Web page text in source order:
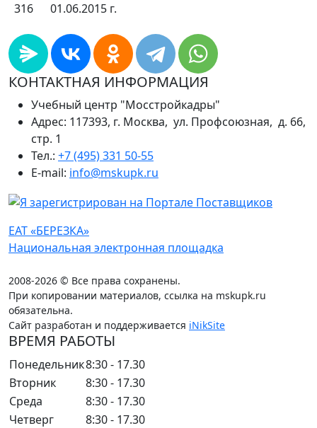
316 01.06.2015 г.
КОНТАКТНАЯ ИНФОРМАЦИЯ
Учебный центр "Мосстройкадры"
Адрес: 117393, г. Москва, ул. Профсоюзная, д. 66,
стр. 1
Тел.: +7 (495) 331 50-55
E-mail: info@mskupk.ru
ЕАТ «БЕРЕЗКА»
Национальная электронная площадка
2008-2026 © Все права сохранены.
При копировании материалов, ссылка на mskupk.ru
обязательна.
Сайт разработан и поддерживается iNikSite
ВРЕМЯ РАБОТЫ
Понедельник8:30 - 17.30
Вторник
8:30 - 17.30
Среда
8:30 - 17.30
Четверг
8:30 - 17.30